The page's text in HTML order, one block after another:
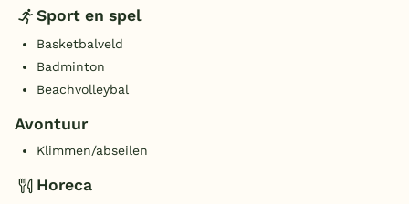
Sport en spel
Basketbalveld
Badminton
Beachvolleybal
Avontuur
Klimmen/abseilen
Horeca